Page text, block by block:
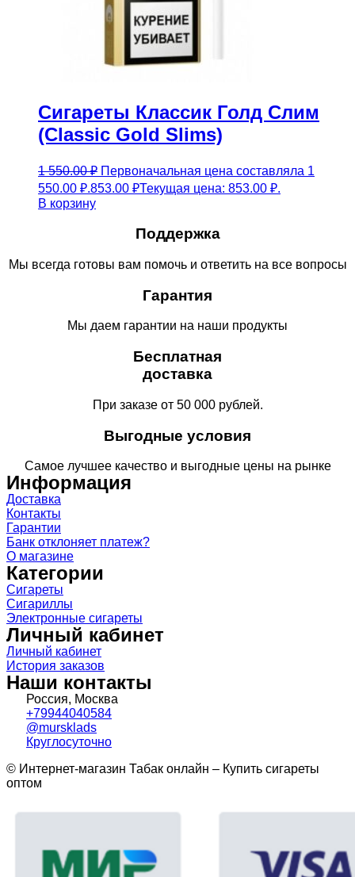
Сигареты Классик Голд Слим
(Classic Gold Slims)
1 550.00₽ Первоначальная цена составляла 1
550.00 ₽.853.00 ₽Текущая цена: 853.00 ₽.
В корзину
Поддержка
Мы всегда готовы вам помочь и ответить на все вопросы
Гарантия
Мы даем гарантии на наши продукты
Бесплатная
доставка
При заказе от 50 000 рублей.
Выгодные условия
Самое лучшее качество и выгодные цены на рынке
Информация
Доставка
Контакты
Гарантии
Банк отклоняет платеж?
О магазине
Категории
Сигареты
Сигариллы
Электронные сигареты
Личный кабинет
Личный кабинет
История заказов
Наши контакты
Россия, Москва
+79944040584
@mursklads
Круглосуточно
© Интернет-магазин Табак онлайн – Купить сигареты
оптом